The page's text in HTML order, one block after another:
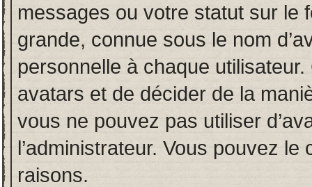
messages ou votre statut sur le
grande, connue sous le nom
personnelle à chaque utilisateur.
avatars et de décider de la
vous ne pouvez pas utiliser
l’administrateur. Vous pouvez
raisons.